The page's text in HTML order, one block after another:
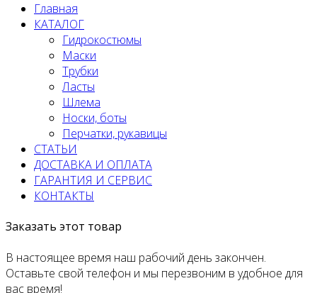
Главная
КАТАЛОГ
Гидрокостюмы
Маски
Трубки
Ласты
Шлема
Носки, боты
Перчатки, рукавицы
СТАТЬИ
ДОСТАВКА И ОПЛАТА
ГАРАНТИЯ И СЕРВИС
КОНТАКТЫ
Заказать этот товар
В настоящее время наш рабочий день закончен.
Оставьте свой телефон и мы перезвоним в удобное для
вас время!